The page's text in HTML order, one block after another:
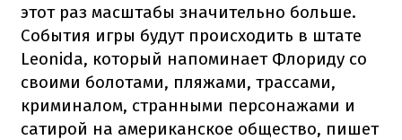
этот раз масштабы значительно больше.
События игры будут происходить в штате
Leonida, который напоминает Флориду со
своими болотами, пляжами, трассами,
криминалом, странными персонажами и
сатирой на американское общество, пишет